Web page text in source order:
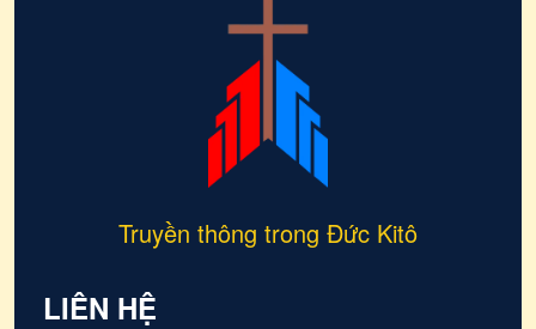
Truyền thông trong Đức Kitô
LIÊN HỆ